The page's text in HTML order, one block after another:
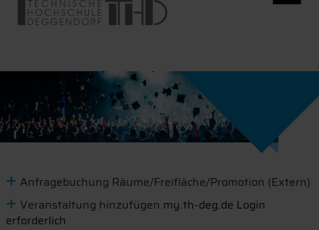
Anfragebuchung Räume/Freifläche/Promotion (Extern)
Veranstaltung hinzufügen my.th-deg.de Login
erforderlich